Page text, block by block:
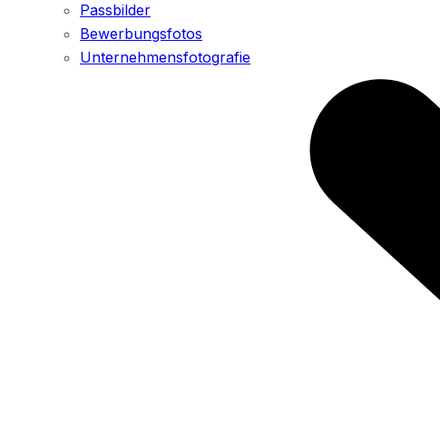
Passbilder
Bewerbungsfotos
Unternehmensfotografie